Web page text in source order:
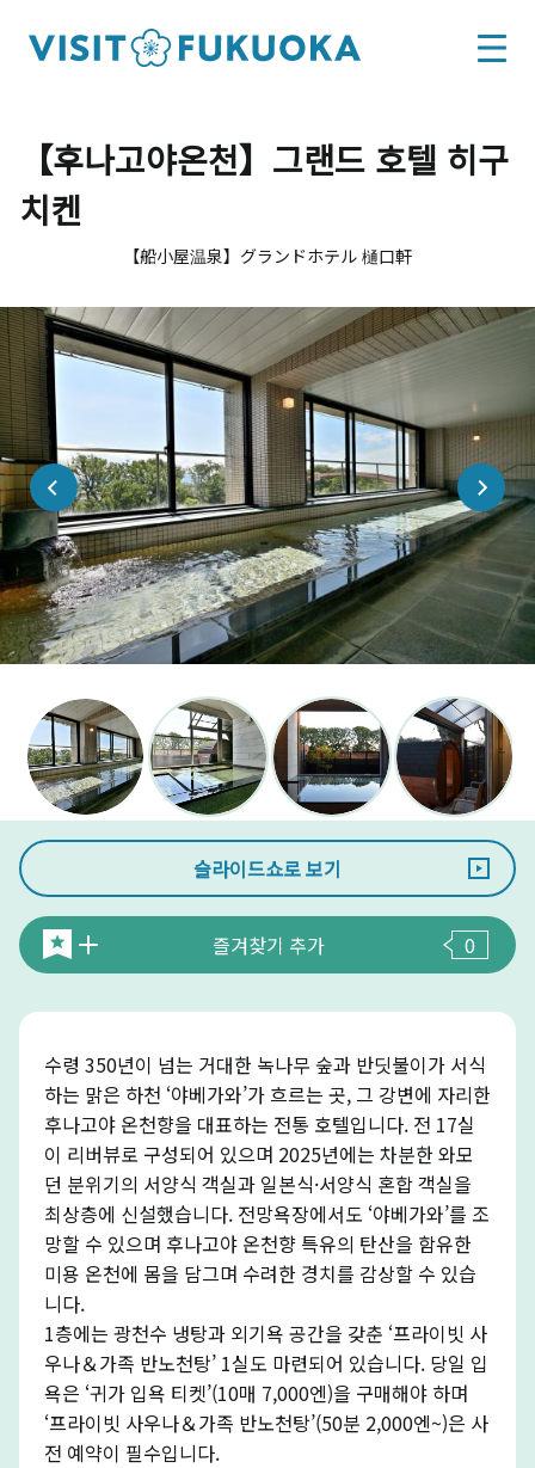
【후나고야온천】그랜드 호텔 히구
치켄
【船小屋温泉】グランドホテル 樋口軒
슬라이드쇼로 보기
즐겨찾기 추가 0
수령 350년이 넘는 거대한 녹나무 숲과 반딧불이가 서식
하는 맑은 하천 ‘야베가와’가 흐르는 곳, 그 강변에 자리한
후나고야 온천향을 대표하는 전통 호텔입니다. 전 17실
이 리버뷰로 구성되어 있으며 2025년에는 차분한 와모
던 분위기의 서양식 객실과 일본식·서양식 혼합 객실을
최상층에 신설했습니다. 전망욕장에서도 ‘야베가와’를 조
망할 수 있으며 후나고야 온천향 특유의 탄산을 함유한
미용 온천에 몸을 담그며 수려한 경치를 감상할 수 있습
니다.
1층에는 광천수 냉탕과 외기욕 공간을 갖춘 ‘프라이빗 사
우나＆가족 반노천탕’ 1실도 마련되어 있습니다. 당일 입
욕은 ‘귀가 입욕 티켓’(10매 7,000엔)을 구매해야 하며
‘프라이빗 사우나＆가족 반노천탕’(50분 2,000엔~)은 사
전 예약이 필수입니다.